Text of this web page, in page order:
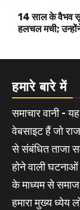
14 साल के वैभव
हलचल मची;
हमारे बारे में
समाचार वानी -
वेबसाइट हैं जो
से संबंधित ताजा
होने वाली
के माध्यम से
हमारा मुख्य ध्येय